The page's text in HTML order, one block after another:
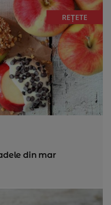
REȚETE
din mar